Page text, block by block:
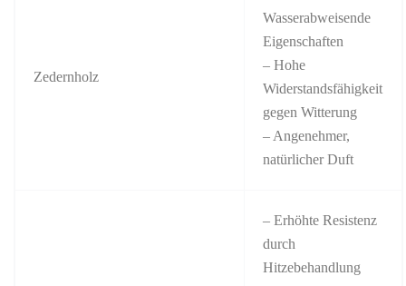
Zedernholz
Wasserabweisende
Eigenschaften
– Hohe
Widerstandsfähigkeit
gegen Witterung
– Angenehmer,
natürlicher Duft
– Erhöhte Resistenz
durch
Hitzebehandlung